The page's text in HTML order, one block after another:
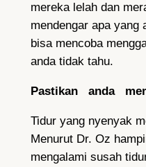
mereka lelah dan
mendengar apa yang
bisa mencoba
anda tidak tahu.
Pastikan anda
Tidur yang nyenyak
Menurut Dr. Oz
mengalami susah